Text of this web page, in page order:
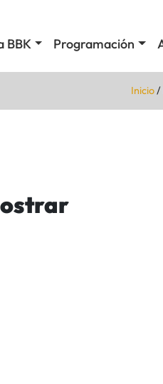
BBK Programación
Inicio/